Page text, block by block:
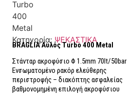
Κατηγορία: ΨΕΚΑΣΤΙΚΑ
BRAGLIA Αυλός Turbo 400 Metal
Στάνταρ ακροφύσιο Φ 1.5mm 70lt/50bar
Ενσωματομένο ρακόρ ελεύθερης
περιστροφής – διακόπτης ασφαλείας
βαθμονομημένη επιλογή ακροφύσιου